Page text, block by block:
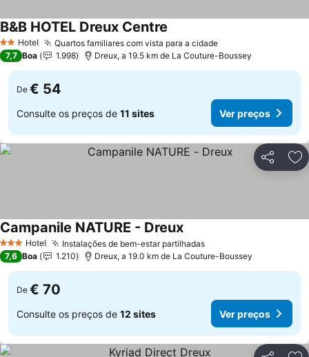
2 Estrelas
Hotel Quartos familiares com vista para a cidade
B&B HOTEL Dreux Centre
7,7 Boa 1.998 Dreux, a 19.5 km de La Couture-Boussey
De € 54
Consulte os preços de 11 sites Ver preços
Partilhar
3 EstrelasHotel Instalações de bem-estar partilhadas
Campanile NATURE - Dreux
7,6 Boa 1.210 Dreux, a 19.0 km de La Couture-Boussey
De € 70
Consulte os preços de 12 sites Ver preços